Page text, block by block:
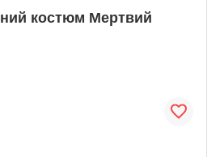
костюм Мертвий